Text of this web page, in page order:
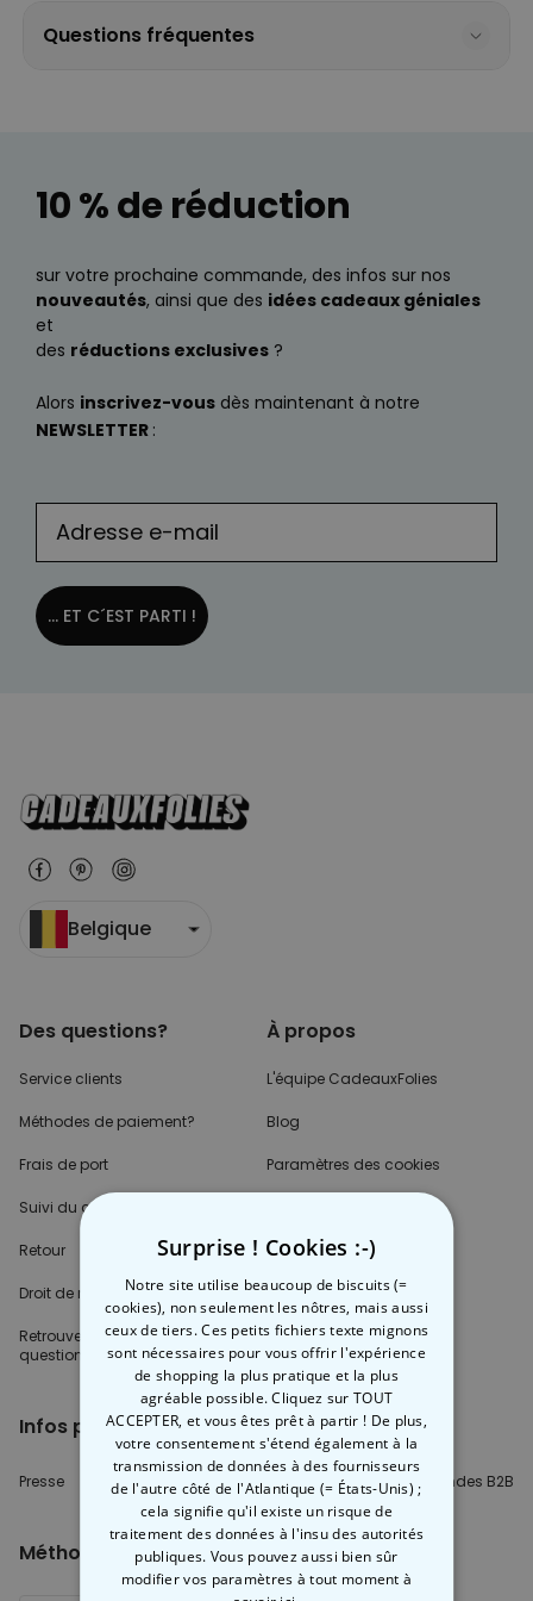
Questions fréquentes
10 % de réduction
sur votre prochaine commande, des infos sur nos
nouveautés, ainsi que des idées cadeaux géniales
et
des réductions exclusives ?
Alors inscrivez-vous dès maintenant à notre
NEWSLETTER :
... ET C´EST PARTI !
Belgique
Des questions?
Service clients
Méthodes de paiement?
Frais de port
Suivi du colis
Retour
Droit de rétractation
Retrouvez les réponsesà vos
questions dans la rubrique FAQ.
À propos
L'équipe CadeauxFolies
Blog
Paramètres des cookies
Infos partenaires
Presse Créateur de contenu Demandes B2B
Méthode de paiment
Surprise ! Cookies :-)
Notre site utilise beaucoup de biscuits (=
cookies), non seulement les nôtres, mais aussi
ceux de tiers. Ces petits fichiers texte mignons
sont nécessaires pour vous offrir l'expérience
de shopping la plus pratique et la plus
agréable possible. Cliquez sur TOUT
ACCEPTER, et vous êtes prêt à partir ! De plus,
votre consentement s'étend également à la
transmission de données à des fournisseurs
de l'autre côté de l'Atlantique (= États-Unis) ;
cela signifie qu'il existe un risque de
traitement des données à l'insu des autorités
publiques. Vous pouvez aussi bien sûr
modifier vos paramètres à tout moment à